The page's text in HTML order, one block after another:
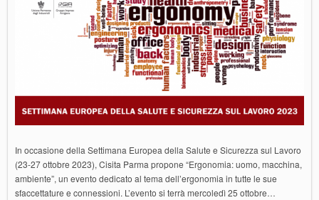
In occasione della Settimana Europea della Salute e Sicurezza sul Lavoro
(23-27 ottobre 2023), Cisita Parma propone “Ergonomia: uomo, macchina,
ambiente”, un evento dedicato al tema dell’ergonomia in tutte le sue
sfaccettature e connessioni. L’evento si terrà mercoledì 25 ottobre…